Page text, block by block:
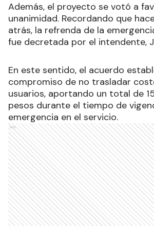
Además, el proyecto se votó a
unanimidad. Recordando que
atrás, la refrenda de la
fue decretada por el intendente,
En este sentido, el acuerdo
compromiso de no trasladar
usuarios, aportando un total de
pesos durante el tiempo de
emergencia en el servicio.
Ads